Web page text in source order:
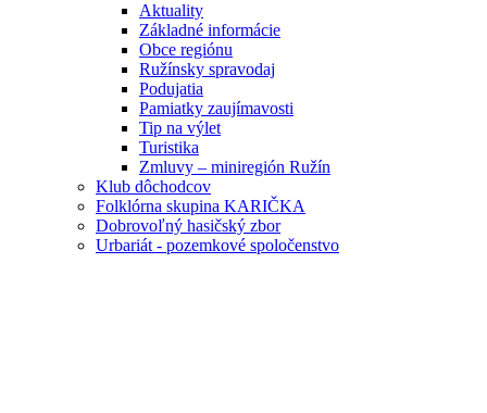
Aktuality
Základné informácie
Obce regiónu
Ružínsky spravodaj
Podujatia
Pamiatky zaujímavosti
Tip na výlet
Turistika
Zmluvy – miniregión Ružín
Klub dôchodcov
Folklórna skupina KARIČKA
Dobrovoľný hasičský zbor
Urbariát - pozemkové spoločenstvo